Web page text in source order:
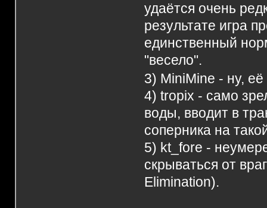
удаётся очень
результате игра
единственный
"весело".
3) MiniMine - ну,
4) tropix - само
воды, вводит в
соперника на
5) kt_fore -
скрываться от
Elimination).